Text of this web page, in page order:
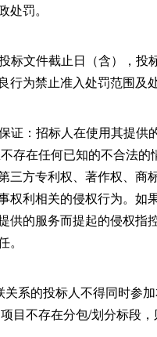
处罚。
标文件截止日（含），投
行为禁止准入处罚范围及
证：招标人在使用其提供
存在任何已知的不合法的
三方专利权、著作权、商
权利相关的侵权行为。如
供的服务而提起的侵权指
关系的投标人不得同时参
目不存在分包/划分标段